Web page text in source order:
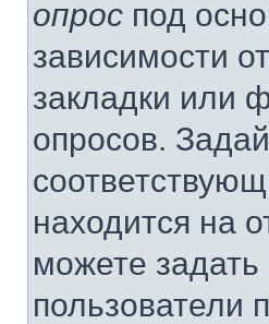
опрос под
зависимости
закладки или
опросов.
находится на
можете задать
пользователи